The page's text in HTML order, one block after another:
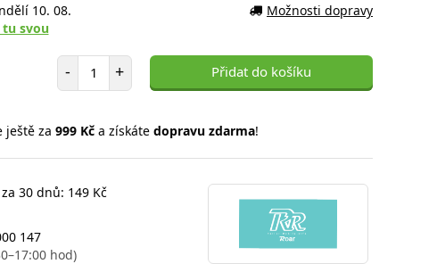
10. 08.
svou
Možnosti dopravy
- Počet položek
+ Přidat do košíku
ještě za 999 Kča získáte dopravu zdarma!
30 dnů: 149 Kč
147
hod)